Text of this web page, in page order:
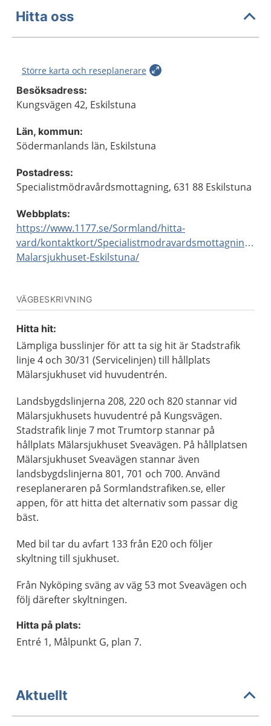
Hitta oss
Större karta och reseplanerare
Besöksadress:
Kungsvägen 42, Eskilstuna
Län, kommun:
Södermanlands län, Eskilstuna
Postadress:
Specialistmödravårdsmottagning, 631 88 Eskilstuna
Webbplats:
https://www.1177.se/Sormland/hitta-
vard/kontaktkort/Specialistmodravardsmottagningen-
Malarsjukhuset-Eskilstuna/
VÄGBESKRIVNING
Hitta hit:
Lämpliga busslinjer för att ta sig hit är Stadstrafik
linje 4 och 30/31 (Servicelinjen) till hållplats
Mälarsjukhuset vid huvudentrén.
Landsbygdslinjerna 208, 220 och 820 stannar vid
Mälarsjukhusets huvudentré på Kungsvägen.
Stadstrafik linje 7 mot Trumtorp stannar på
hållplats Mälarsjukhuset Sveavägen. På hållplatsen
Mälarsjukhuset Sveavägen stannar även
landsbygdslinjerna 801, 701 och 700. Använd
reseplaneraren på Sormlandstrafiken.se, eller
appen, för att hitta det alternativ som passar dig
bäst.
Med bil tar du avfart 133 från E20 och följer
skyltning till sjukhuset.
Från Nyköping sväng av väg 53 mot Sveavägen och
följ därefter skyltningen.
Hitta på plats:
Entré 1, Målpunkt G, plan 7.
Aktuellt